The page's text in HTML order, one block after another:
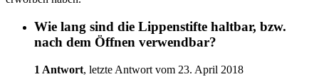
Wie lang sind die Lippenstifte haltbar, bzw.
nach dem Öffnen verwendbar?
1 Antwort, letzte Antwort vom 23. April 2018